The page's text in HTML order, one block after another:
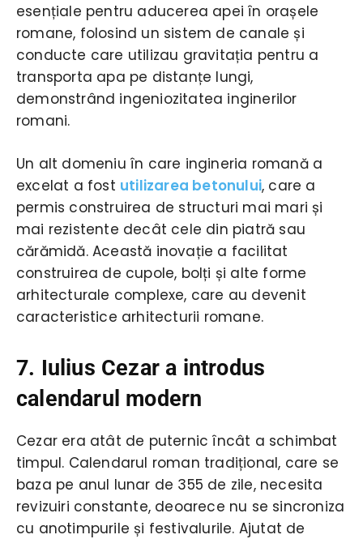
esențiale pentru aducerea apei în orașele
romane, folosind un sistem de canale și
conducte care utilizau gravitația pentru a
transporta apa pe distanțe lungi,
demonstrând ingeniozitatea inginerilor
romani.
Un alt domeniu în care ingineria romană a
excelat a fost utilizarea betonului, care a
permis construirea de structuri mai mari și
mai rezistente decât cele din piatră sau
cărămidă. Această inovație a facilitat
construirea de cupole, bolți și alte forme
arhitecturale complexe, care au devenit
caracteristice arhitecturii romane.
7. Iulius Cezar a introdus
calendarul modern
Cezar era atât de puternic încât a schimbat
timpul. Calendarul roman tradițional, care se
baza pe anul lunar de 355 de zile, necesita
revizuiri constante, deoarece nu se sincroniza
cu anotimpurile și festivalurile. Ajutat de